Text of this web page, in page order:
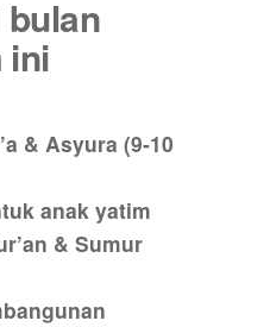
bulan
ini
& Asyura (9-10
anak yatim
& Sumur